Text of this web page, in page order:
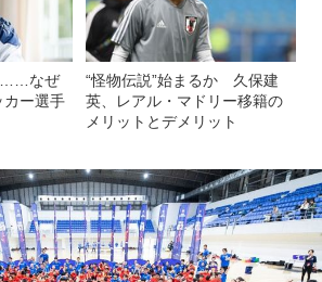
……なぜ
カー選手
“怪物伝説”始まるか 久保建
英、レアル・マドリー移籍の
メリットとデメリット